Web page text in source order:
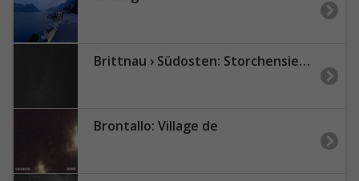
Brittnau › Südosten: Storchensiedlung
Brontallo: Village de